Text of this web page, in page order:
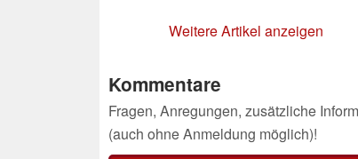
Weitere Artikel anzeigen
Kommentare
Fragen, Anregungen, zusätzliche
(auch ohne Anmeldung möglich)!